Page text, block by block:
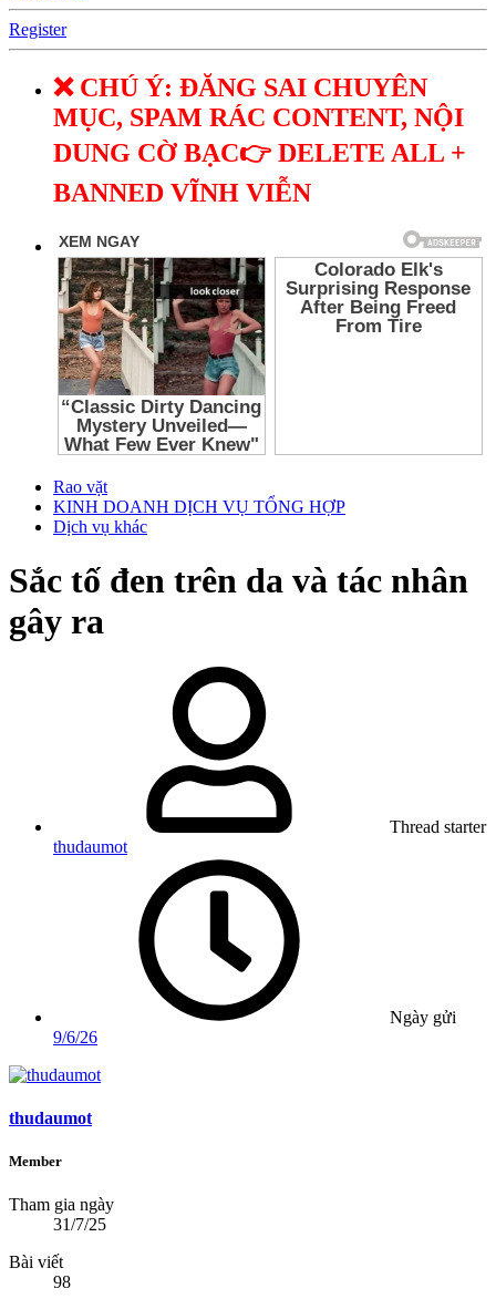
Register
❌ CHÚ Ý: ĐĂNG SAI CHUYÊN
MỤC, SPAM RÁC CONTENT, NỘI
DUNG CỜ BẠC👉 DELETE ALL +
BANNED VĨNH VIỄN
Rao vặt
KINH DOANH DỊCH VỤ TỔNG HỢP
Dịch vụ khác
Sắc tố đen trên da và tác nhân
gây ra
Thread starter
thudaumot
Ngày gửi
9/6/26
thudaumot
Member
Tham gia ngày
31/7/25
Bài viết
98